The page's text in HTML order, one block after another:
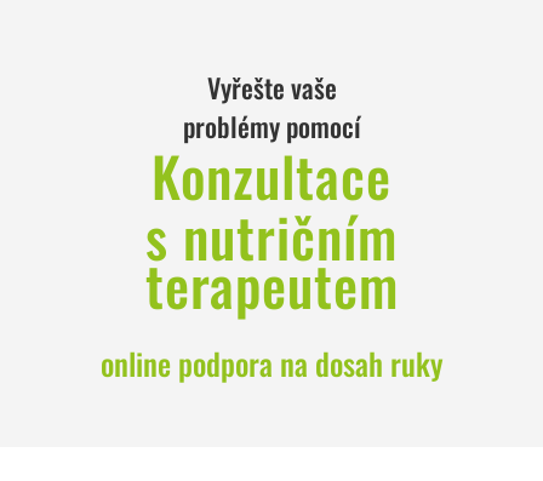
Vyřešte vaše
problémy pomocí
Konzultace
s nutričním
terapeutem
online podpora na dosah ruky